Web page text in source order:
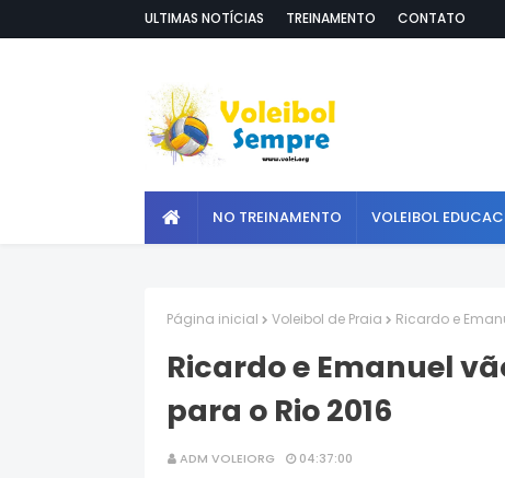
ULTIMAS NOTÍCIAS TREINAMENTO CONTATO
NO TREINAMENTO VOLEIBOL
Página inicial Voleibol de Praia Ricardo e
Ricardo e Emanuel
para o Rio 2016
ADM VOLEIORG 04:37:00